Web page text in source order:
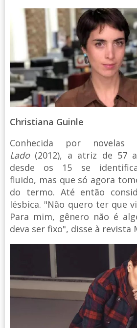
Christiana Guinle
Conhecida por novelas
Lado(2012), a atriz de 57
desde os 15 se
fluido, mas que só agora
do termo. Até então
lésbica. "Não quero ter que
Para mim, gênero não é
deva ser fixo", disse à revista